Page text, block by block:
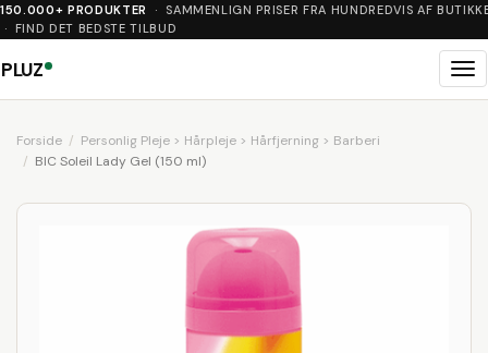
150.000+ PRODUKTER
· SAMMENLIGN PRISER FRA HUNDREDVIS AF
· FIND DET BEDSTE TILBUD
PLUZ
Forside
Personlig Pleje > Hårpleje > Hårfjerning > Barberi
BIC Soleil Lady Gel (150 ml)